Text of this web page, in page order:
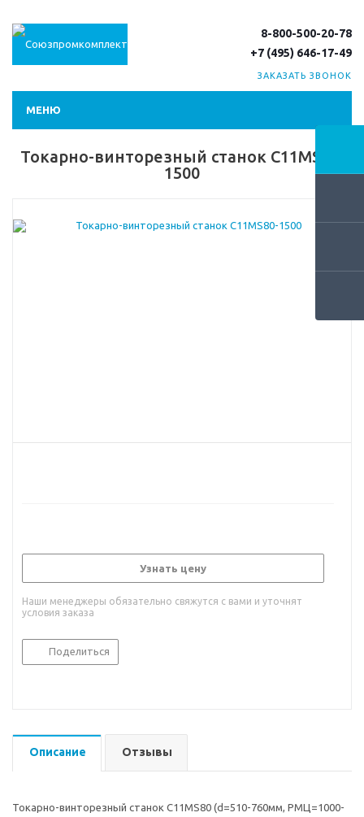
8-800-500-20-78
+7 (495) 646-17-49
ЗАКАЗАТЬ ЗВОНОК
МЕНЮ
Токарно-винторезный станок C11MS80-
1500
Узнать цену
Наши менеджеры обязательно свяжутся с вами и уточнят
условия заказа
Поделиться
Описание Отзывы
Токарно-винторезный станок C11MS80 (d=510-760мм, РМЦ=1000-